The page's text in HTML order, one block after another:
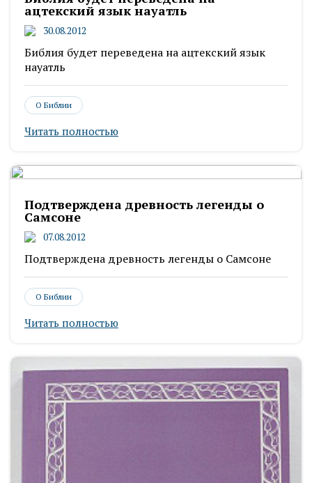
ацтекский язык науатль
30.08.2012
Библия будет переведена на ацтекский язык
науатль
О Библии
Читать полностью
Подтверждена древность легенды о
Самсоне
07.08.2012
Подтверждена древность легенды о Самсоне
О Библии
Читать полностью